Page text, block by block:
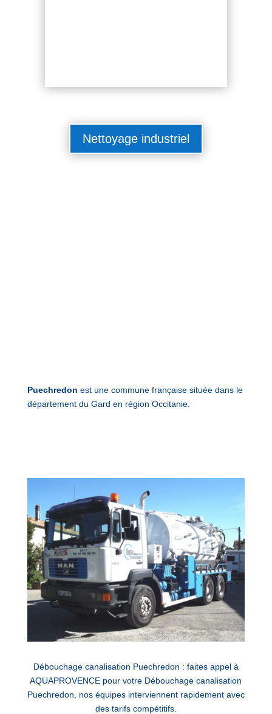
Nettoyage industriel
Puechredon est une commune française située dans le
département du Gard en région Occitanie.
Débouchage canalisation Puechredon : faites appel à
AQUAPROVENCE pour votre Débouchage canalisation
Puechredon, nos équipes interviennent rapidement avec
des tarifs compétitifs.